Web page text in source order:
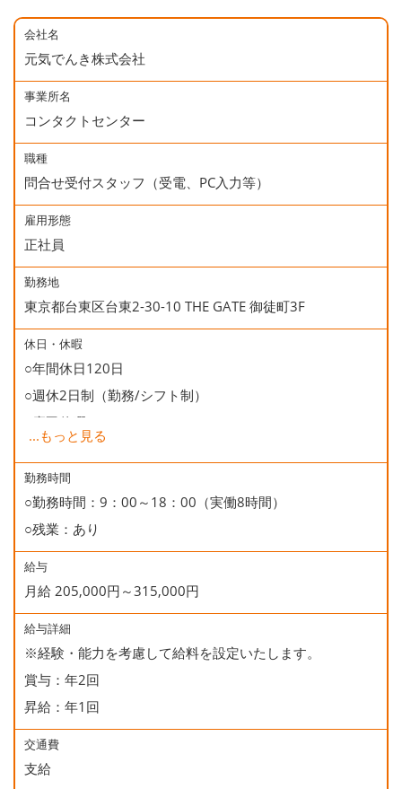
会社名
元気でんき株式会社
事業所名
コンタクトセンター
職種
問合せ受付スタッフ（受電、PC入力等）
雇用形態
正社員
勤務地
東京都台東区台東2-30-10 THE GATE 御徒町3F
休日・休暇
○年間休日120日
○週休2日制（勤務/シフト制）
○慶弔休暇
○有給休暇
○誕生日休暇
...もっと見る
勤務時間
○勤務時間：9：00～18：00（実働8時間）
○残業：あり
給与
月給 205,000円～315,000円
給与詳細
※経験・能力を考慮して給料を設定いたします。
賞与：年2回
昇給：年1回
交通費
支給